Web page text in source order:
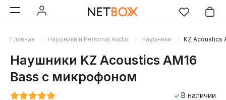
Главная Наушники и Personal Audio Наушники KZ Acoustics
Наушники KZ Acoustics AM16
Bass с микрофоном
В наличии